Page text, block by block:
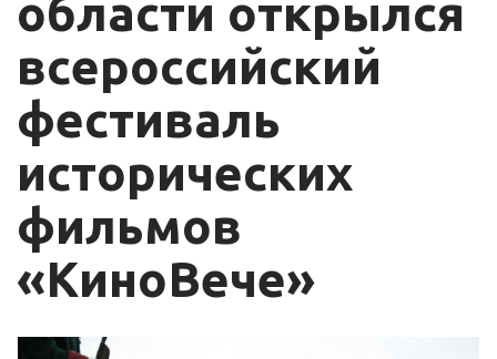
области открылся
всероссийский
фестиваль
исторических
фильмов
«КиноВече»